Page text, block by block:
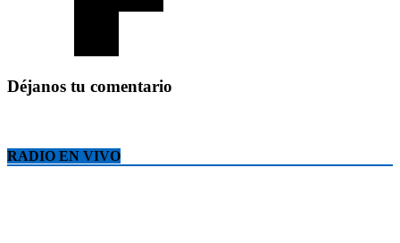
Déjanos tu comentario
RADIO EN VIVO